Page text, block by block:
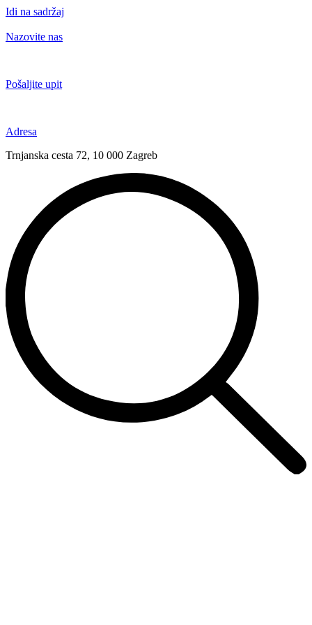
Idi na sadržaj
Nazovite nas
Pošaljite upit
Adresa
Trnjanska cesta 72, 10 000 Zagreb